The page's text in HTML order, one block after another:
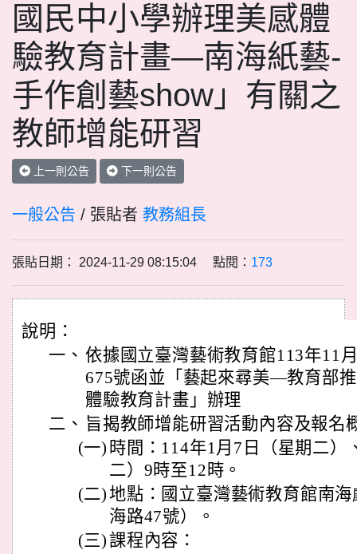
國民中小學辦理美感體
驗教育計畫―南海紙藝-
手作創藝show」有關之
教師增能研習
上一則公告 下一則公告
一般公告 / 張貼者 教務組長
張貼日期： 2024-11-29 08:15:04 點閱： 173
說明：
一、 依據國立臺灣藝術教育館113年11
675號函並「藝起來尋美―教育部
體驗教育計畫」辦理
二、 旨揭教師增能研習活動內容及報名
(一) 時間：114年1月7日（星期二）
二）9時至12時。
(二)地點：國立臺灣藝術教育館南
海路47號）。
(三)課程內容：